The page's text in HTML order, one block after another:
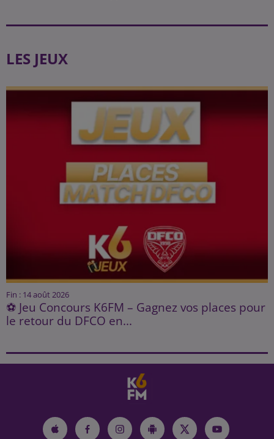
LES JEUX
Fin : 14 août 2026
⚽ Jeu Concours K6FM – Gagnez vos places pour
le retour du DFCO en...